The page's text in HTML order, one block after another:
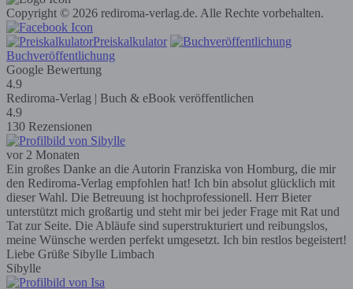
Copyright © 2026 rediroma-verlag.de. Alle Rechte vorbehalten.
Preiskalkulator
Buchveröffentlichung
Google Bewertung
4.9
Rediroma-Verlag | Buch & eBook veröffentlichen
4.9
130 Rezensionen
vor 2 Monaten
Ein großes Danke an die Autorin Franziska von Homburg, die mir
den Rediroma-Verlag empfohlen hat! Ich bin absolut glücklich mit
dieser Wahl. Die Betreuung ist hochprofessionell. Herr Bieter
unterstützt mich großartig und steht mir bei jeder Frage mit Rat und
Tat zur Seite. Die Abläufe sind superstrukturiert und reibungslos,
meine Wünsche werden perfekt umgesetzt. Ich bin restlos begeistert!
Liebe Grüße Sibylle Limbach
Sibylle